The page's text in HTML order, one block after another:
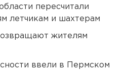
пересчитали
летчикам и шахтерам
жителям
ввели в Пермском